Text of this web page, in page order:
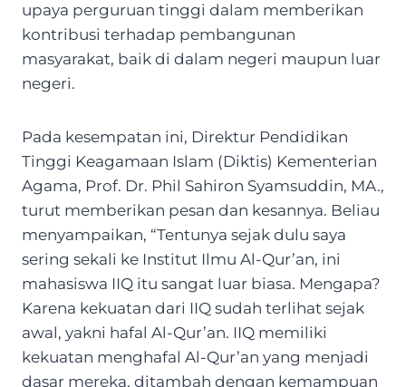
upaya perguruan tinggi dalam memberikan
kontribusi terhadap pembangunan
masyarakat, baik di dalam negeri maupun luar
negeri.
Pada kesempatan ini, Direktur Pendidikan
Tinggi Keagamaan Islam (Diktis) Kementerian
Agama, Prof. Dr. Phil Sahiron Syamsuddin, MA.,
turut memberikan pesan dan kesannya. Beliau
menyampaikan, “Tentunya sejak dulu saya
sering sekali ke Institut Ilmu Al-Qur’an, ini
mahasiswa IIQ itu sangat luar biasa. Mengapa?
Karena kekuatan dari IIQ sudah terlihat sejak
awal, yakni hafal Al-Qur’an. IIQ memiliki
kekuatan menghafal Al-Qur’an yang menjadi
dasar mereka, ditambah dengan kemampuan